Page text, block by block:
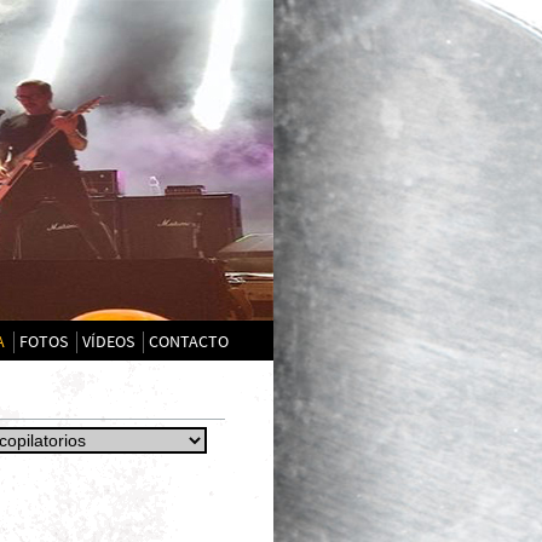
FOTOS VÍDEOS CONTACTO